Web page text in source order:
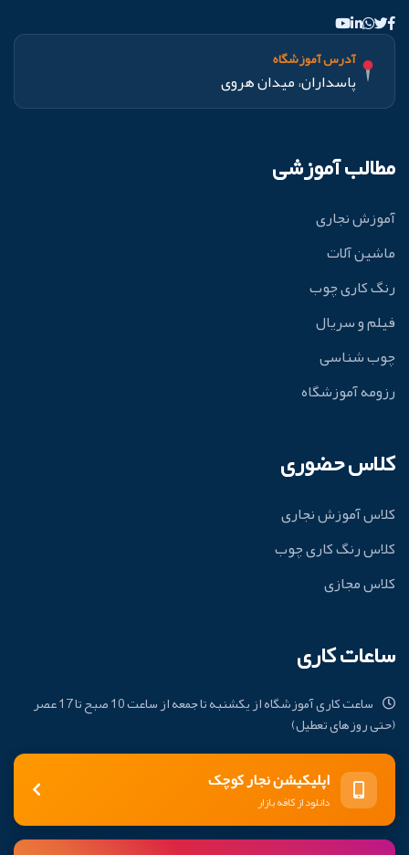
آدرس آموزشگاه
پاسداران، میدان هروی
مطالب آموزشی
آموزش نجاری
ماشین آلات
رنگ کاری چوب
فیلم و سریال
چوب شناسی
رزومه آموزشگاه
کلاس حضوری
کلاس آموزش نجاری
کلاس رنگ کاری چوب
کلاس مجازی
ساعات کاری
ساعت کاری آموزشگاه از یکشنبه تا جمعه از ساعت 10 صبح تا 17 عصر
(حتی روزهای تعطیل)
اپلیکیشن نجار کوچک
دانلود از کافه بازار